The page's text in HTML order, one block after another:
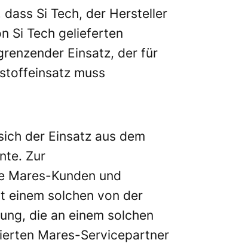
Si Tech, der Hersteller
Si Tech gelieferten
Einsatz, der für
muss
der Einsatz aus dem
Zur
Mares-Kunden und
einem solchen von der
die an einem solchen
Mares-Servicepartner